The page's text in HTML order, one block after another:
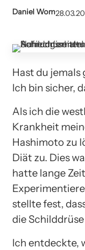
Daniel Wom
Hast du jemals
Ich bin sicher,
Als ich die
Krankheit
Hashimoto zu
Diät zu. Dies
hatte lange
stellte fest,
die
Ich entdeckte,